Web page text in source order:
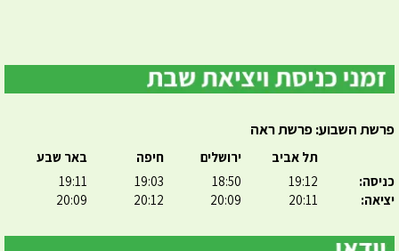
פרשת השבוע: פרשת ראה
כניסה:
יציאה:
תל אביב
19:12
20:11
ירושלים
18:50
20:09
חיפה
19:03
20:12
באר שבע
19:11
20:09